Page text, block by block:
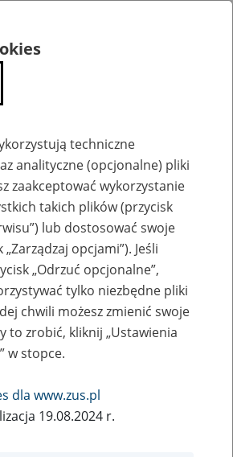
dostępie do portalu PUE
na 8 sierpnia 2020 r.
techniczne
analityczne (opcjonalne) pliki
zaakceptować wykorzystanie
takich plików (przycisk
lub dostosować swoje
opcjami”). Jeśli
„Odrzuć opcjonalne”,
tylko niezbędne pliki
chwili możesz zmienić swoje
to zrobić, kliknij „Ustawienia
w stopce.
dla www.zus.pl
19.08.2024 r.